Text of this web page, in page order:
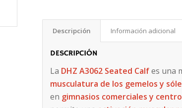
Descripción Información adicional
DESCRIPCIÓN
La DHZ A3062 Seated Calfes una
musculatura de los gemelos y
en gimnasios comerciales y